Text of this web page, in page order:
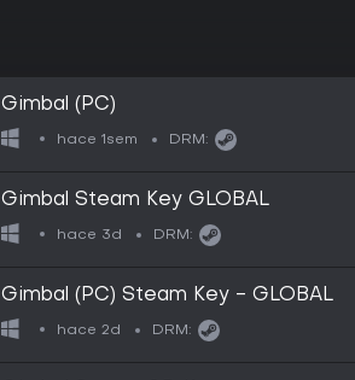
Gimbal (PC)
hace 1sem DRM:
Gimbal Steam Key GLOBAL
hace 3d DRM:
Gimbal (PC) Steam Key - GLOBAL
hace 2d DRM: